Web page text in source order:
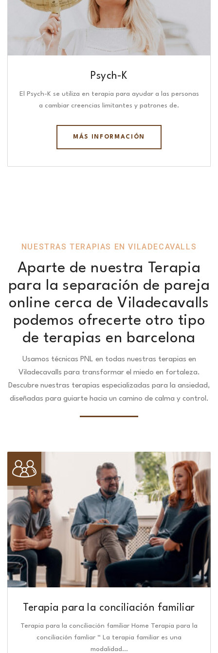
Psych-K
El Psych-K se utiliza en terapia para ayudar a las personas
a cambiar creencias limitantes y patrones de.
MÁS INFORMACIÓN
NUESTRAS TERAPIAS EN VILADECAVALLS
Aparte de nuestra Terapia
para la separación de pareja
online cerca de Viladecavalls
podemos ofrecerte otro tipo
de terapias en barcelona
Usamos técnicas PNL en todas nuestras terapias en
Viladecavalls para transformar el miedo en fortaleza.
Descubre nuestras terapias especializadas para la ansiedad,
diseñadas para guiarte hacia un camino de calma y control.
Terapia para la conciliación familiar
Terapia para la conciliación familiar Home Terapia para la
conciliación famliar “ La terapia familiar es una
modalidad…